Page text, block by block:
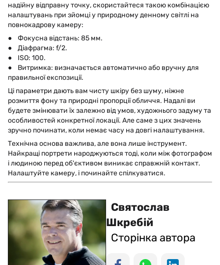
надійну відправну точку, скористайтеся такою комбінацією
налаштувань при зйомці у природному денному світлі на
повнокадрову камеру:
● Фокусна відстань: 85 мм.
● Діафрагма: f/2.
● ISO: 100.
● Витримка: визначається автоматично або вручну для
правильної експозиції.
Ці параметри дають вам чисту шкіру без шуму, ніжне
розмиття фону та природні пропорції обличчя. Надалі ви
будете змінювати їх залежно від умов, художнього задуму та
особливостей конкретної локації. Але саме з цих значень
зручно починати, коли немає часу на довгі налаштування.
Технічна основа важлива, але вона лише інструмент.
Найкращі портрети народжуються тоді, коли між фотографом
і людиною перед об'єктивом виникає справжній контакт.
Налаштуйте камеру, і починайте спілкуватися.
Святослав
Шкребій
Сторінка автора